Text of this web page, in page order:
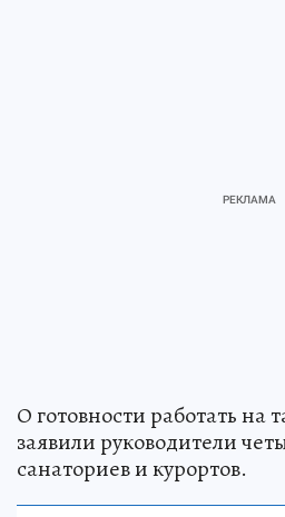
О готовности работать на
заявили руководители
санаториев и курортов.